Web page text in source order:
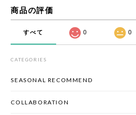
商品の評価
すべて 0 0
CATEGORIES
SEASONAL RECOMMEND
COLLABORATION